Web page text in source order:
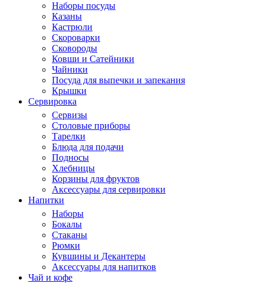
Наборы посуды
Казаны
Кастрюли
Скороварки
Сковороды
Ковши и Сатейники
Чайники
Посуда для выпечки и запекания
Крышки
Сервировка
Сервизы
Столовые приборы
Тарелки
Блюда для подачи
Подносы
Хлебницы
Корзины для фруктов
Аксессуары для сервировки
Напитки
Наборы
Бокалы
Стаканы
Рюмки
Кувшины и Декантеры
Аксессуары для напитков
Чай и кофе